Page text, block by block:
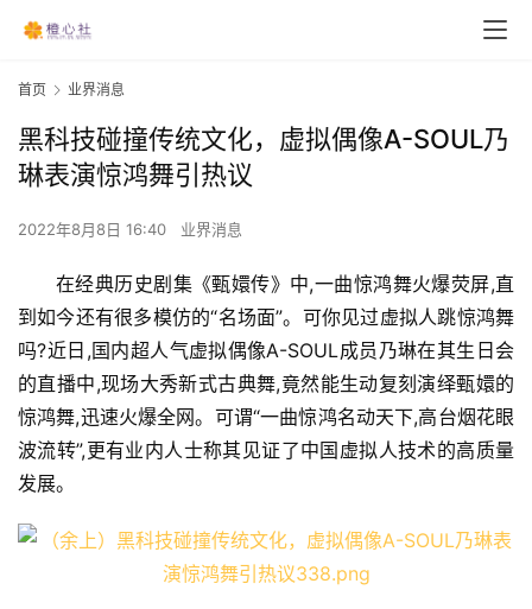
首页 业界消息
黑科技碰撞传统文化，虚拟偶像A-SOUL乃
琳表演惊鸿舞引热议
2022年8月8日 16:40 业界消息
在经典历史剧集《甄嬛传》中,一曲惊鸿舞火爆荧屏,直
到如今还有很多模仿的“名场面”。可你见过虚拟人跳惊鸿舞
吗?近日,国内超人气虚拟偶像A-SOUL成员乃琳在其生日会
的直播中,现场大秀新式古典舞,竟然能生动复刻演绎甄嬛的
惊鸿舞,迅速火爆全网。可谓“一曲惊鸿名动天下,高台烟花眼
波流转”,更有业内人士称其见证了中国虚拟人技术的高质量
发展。